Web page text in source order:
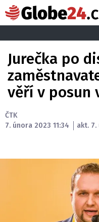
Jurečka po
věří v posun
ČTK
7. února 2023 11:34
akt. 7.